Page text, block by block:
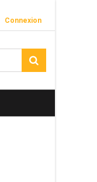
Connexion